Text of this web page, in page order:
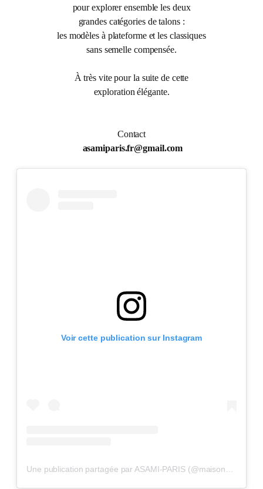
pour explorer ensemble les deux
grandes catégories de talons :
les modèles à plateforme et les classiques
sans semelle compensée.
À très vite pour la suite de cette
exploration élégante.
Contact
asamiparis.fr@gmail.com
Voir cette publication sur Instagram